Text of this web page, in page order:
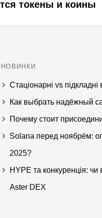
токены и коины
НОВИНКИ
Стаціонарні vs
Как выбрать надёжный
Почему стоит
Solana перед ноябрём:
2025?
HYPE та конкуренція: чи
Aster DEX